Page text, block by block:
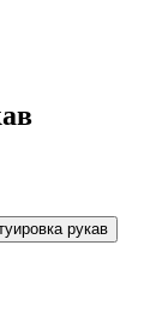
рукав